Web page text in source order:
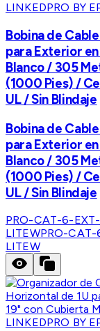
LINKEDPRO BY
Bobina de
para Exterior
Blanco / 305
(1000 Pies) /
UL / Sin Blindaje
Bobina de
para Exterior
Blanco / 305
(1000 Pies) /
UL / Sin Blindaje
PRO-CAT-6-EXT-
LITEWPRO-CAT-
LITEW
LINKEDPRO BY